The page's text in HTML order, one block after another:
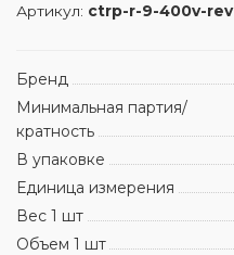
Артикул: ctrp-r-9-400v-rev
Бренд
Минимальная партия/
кратность
В упаковке
Единица измерения
Вес 1 шт
Объем 1 шт